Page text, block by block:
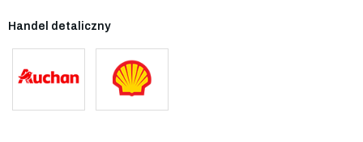
Handel detaliczny